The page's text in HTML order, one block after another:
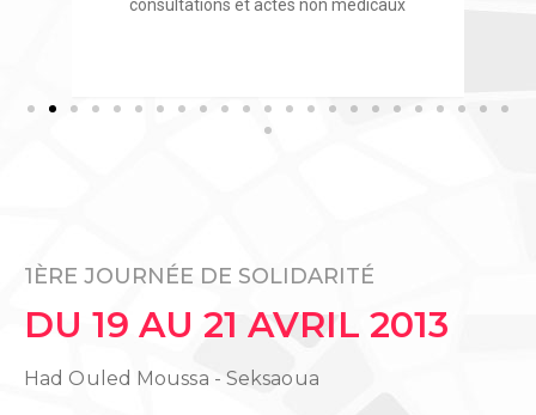
consultations et actes non médicaux
1ÈRE JOURNÉE DE SOLIDARITÉ
DU 19 AU 21 AVRIL 2013
Had Ouled Moussa - Seksaoua